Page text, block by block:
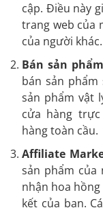
cập. Điều này
trang web của
của người khác.
Bán sản
bán sản
sản phẩm vật
cửa hàng
hàng toàn cầu.
Affiliate
sản phẩm của
nhận hoa
kết của bạn.